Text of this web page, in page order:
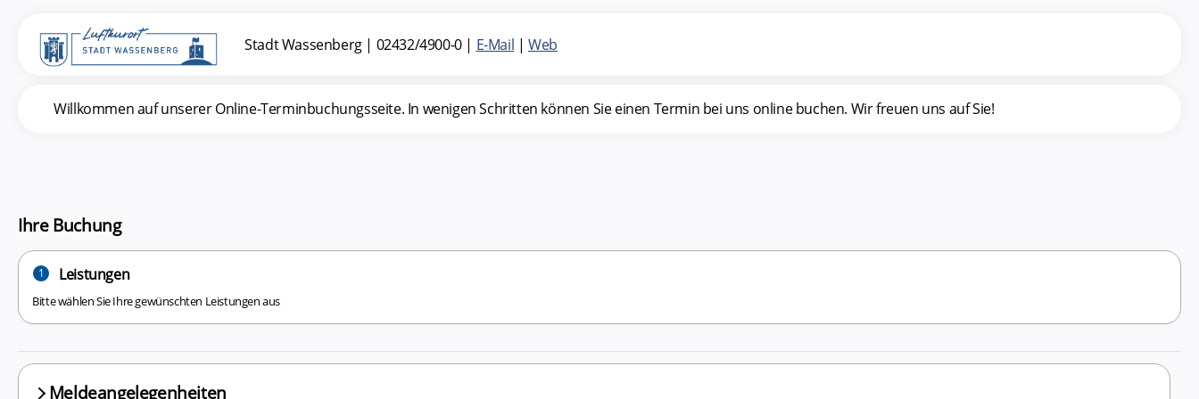
Stadt Wassenberg| 02432/4900-0| E-Mail |Web
Willkommen auf unserer Online-Terminbuchungsseite. In wenigen Schritten können Sie einen Termin bei uns online buchen. Wir freuen uns auf Sie!
Meldeangelegenheiten
Ihre Buchung
1 Leistungen
Bitte wählen Sie Ihre gewünschten Leistungen aus